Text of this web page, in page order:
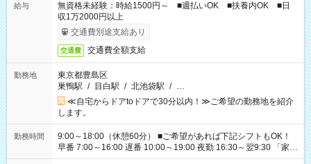
給与
無資格未経験：時給1500円～ ■週払いOK ■扶養内OK ■日
収1万2000円以上
交通費別途支給あり
交通費 交通費全額支給
勤務地
東京都豊島区
巣鴨駅 / 目白駅 / 北池袋駅 / …
≪自宅からドアtoドアで30分以内！≫ご希望の勤務地を紹介
します。
勤務時間
9:00～18:00（休憩60分） ■ご希望があれば下記シフトもOK！
早番 7:00～16:00 遅番 10:00～19:00 夜勤 16:30～翌9:30 「家族
と休みを合わせたい」 「余裕を持って夕飯の準備がしたい」